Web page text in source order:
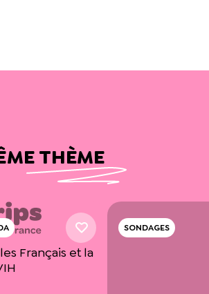
THÈME
Français et la
SONDAGES